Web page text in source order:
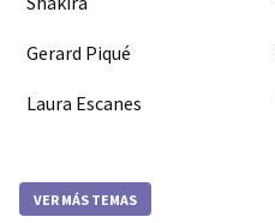
Gerard Piqué
Laura Escanes
VER MÁS TEMAS